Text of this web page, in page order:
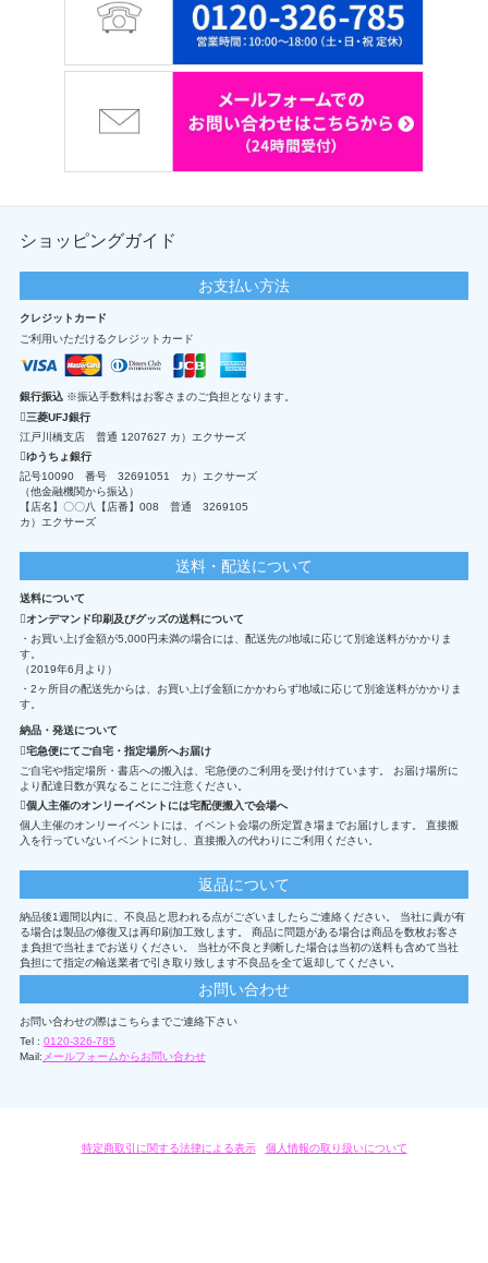
ショッピングガイド
お支払い方法
クレジットカード
ご利用いただけるクレジットカード
銀行振込 ※振込手数料はお客さまのご負担となります。
三菱UFJ銀行
江戸川橋支店 普通 1207627 カ）エクサーズ
ゆうちょ銀行
記号10090 番号 32691051 カ）エクサーズ
（他金融機関から振込）
【店名】〇〇八【店番】008 普通 3269105
カ）エクサーズ
送料・配送について
送料について
オンデマンド印刷及びグッズの送料について
・お買い上げ金額が5,000円未満の場合には、配送先の地域に応じて別途送料がかかりま
す。
（2019年6月より）
・2ヶ所目の配送先からは、お買い上げ金額にかかわらず地域に応じて別途送料がかかりま
す。
納品・発送について
宅急便にてご自宅・指定場所へお届け
ご自宅や指定場所・書店への搬入は、宅急便のご利用を受け付けています。 お届け場所に
より配達日数が異なることにご注意ください。
個人主催のオンリーイベントには宅配便搬入で会場へ
個人主催のオンリーイベントには、イベント会場の所定置き場までお届けします。 直接搬
入を行っていないイベントに対し、直接搬入の代わりにご利用ください。
返品について
納品後1週間以内に、不良品と思われる点がございましたらご連絡ください。 当社に責が有
る場合は製品の修復又は再印刷加工致します。 商品に問題がある場合は商品を数枚お客さ
ま負担で当社までお送りください。 当社が不良と判断した場合は当初の送料も含めて当社
負担にて指定の輸送業者で引き取り致します不良品を全て返却してください。
お問い合わせ
お問い合わせの際はこちらまでご連絡下さい
Tel : 0120-326-785
Mail: メールフォームからお問い合わせ
特定商取引に関する法律による表示/ 個人情報の取り扱いについて